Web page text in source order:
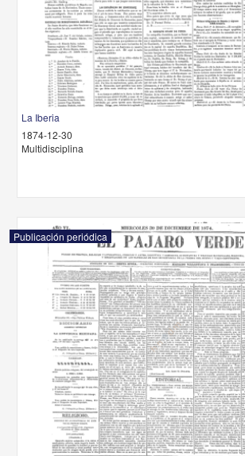
La Iberia
1874-12-30
Multidisciplina
Publicación periódica